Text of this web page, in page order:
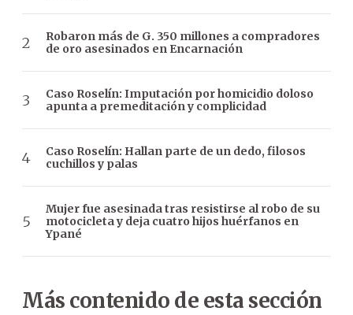
Robaron más de G. 350 millones a compradores
de oro asesinados en Encarnación
Caso Roselín: Imputación por homicidio doloso
apunta a premeditación y complicidad
Caso Roselín: Hallan parte de un dedo, filosos
cuchillos y palas
Mujer fue asesinada tras resistirse al robo de su
motocicleta y deja cuatro hijos huérfanos en
Ypané
Más contenido de esta sección